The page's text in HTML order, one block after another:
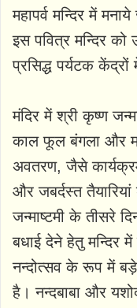
महापर्व मन्दिर में
इस पवित्र मन्दिर को
प्रसिद्ध पर्यटक केंद्रों
मंदिर में श्री कृष्ण
काल फूल बंगला और
अवतरण, जैसे
और जबर्दस्त
जन्माष्टमी के तीसरे
बधाई देने हेतु मन्दिर
नन्दोत्सव के रूप में
है। नन्दबाबा और